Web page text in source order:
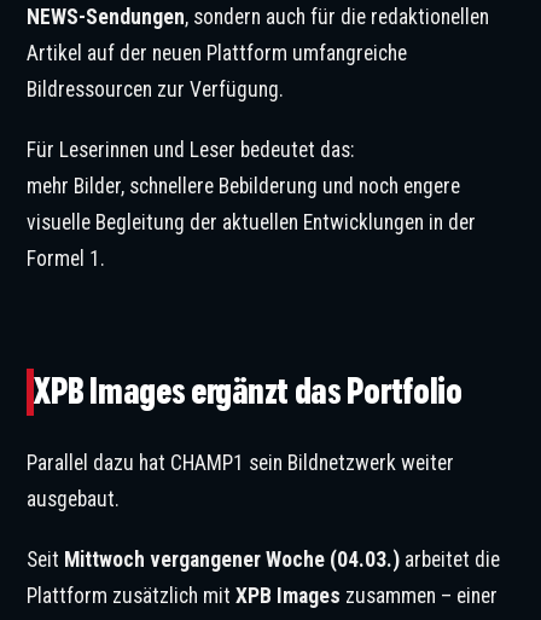
NEWS-Sendungen, sondern auch für die redaktionellen
Artikel auf der neuen Plattform umfangreiche
Bildressourcen zur Verfügung.
Für Leserinnen und Leser bedeutet das:
mehr Bilder, schnellere Bebilderung und noch engere
visuelle Begleitung der aktuellen Entwicklungen in der
Formel 1.
XPB Images ergänzt das Portfolio
Parallel dazu hat CHAMP1 sein Bildnetzwerk weiter
ausgebaut.
Seit Mittwoch vergangener Woche (04.03.) arbeitet die
Plattform zusätzlich mitXPB Images zusammen – einer